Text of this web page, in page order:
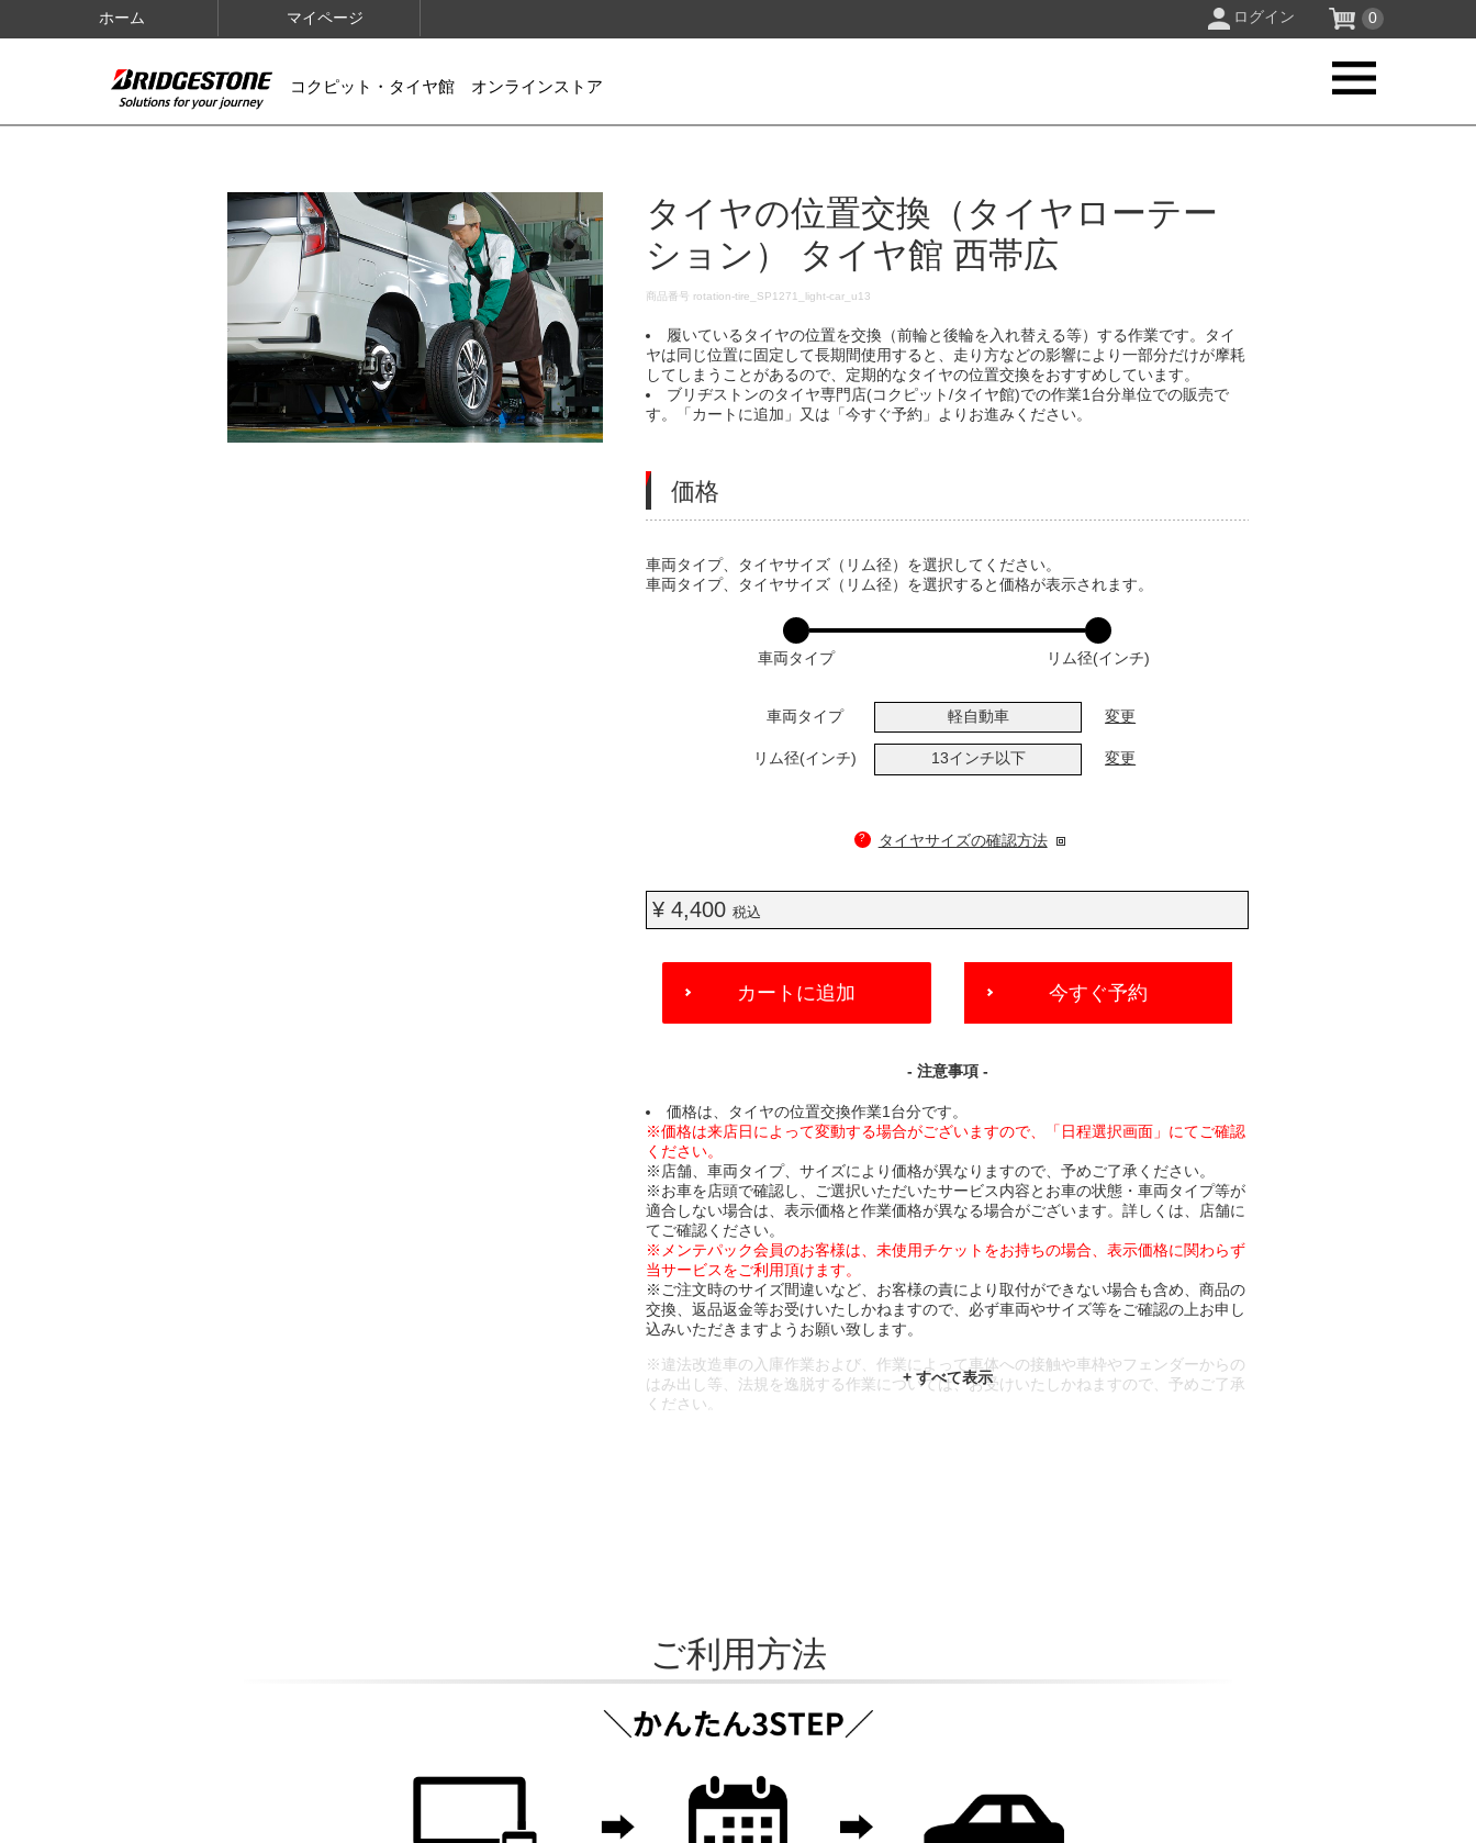
ホーム マイページ ログイン 0
コクピット・タイヤ館 オンラインストア
IMAGES
タイヤの位置交換（タイヤローテー
ション） タイヤ館 西帯広
DETAILS
商品番号 rotation-tire_SP1271_light-car_u13
履いているタイヤの位置を交換（前輪と後輪を入れ替える等）する作業です。タイ
ヤは同じ位置に固定して長期間使用すると、走り方などの影響により一部分だけが摩耗
してしまうことがあるので、定期的なタイヤの位置交換をおすすめしています。
ブリヂストンのタイヤ専門店(コクピット/タイヤ館)での作業1台分単位での販売で
す。「カートに追加」又は「今すぐ予約」よりお進みください。
価格
VARIATIONS
車両タイプ、タイヤサイズ（リム径）を選択してください。
車両タイプ、タイヤサイズ（リム径）を選択すると価格が表示されます。
車両タイプ リム径(インチ)
車両タイプ 軽自動車 変更
リム径(インチ) 13インチ以下 変更
? タイヤサイズの確認方法
¥ 4,400税込
ADD
CART
カートに追加 今すぐ予約
- 注意事項 -
価格は、タイヤの位置交換作業1台分です。
※価格は来店日によって変動する場合がございますので、「日程選択画面」にてご確認
ください。
※店舗、車両タイプ、サイズにより価格が異なりますので、予めご了承ください。
※お車を店頭で確認し、ご選択いただいたサービス内容とお車の状態・車両タイプ等が
適合しない場合は、表示価格と作業価格が異なる場合がございます。詳しくは、店舗に
てご確認ください。
※メンテパック会員のお客様は、未使用チケットをお持ちの場合、表示価格に関わらず
当サービスをご利用頂けます。
※ご注文時のサイズ間違いなど、お客様の責により取付ができない場合も含め、商品の
交換、返品返金等お受けいたしかねますので、必ず車両やサイズ等をご確認の上お申し
込みいただきますようお願い致します。
※違法改造車の入庫作業および、作業によって車体への接触や車枠やフェンダーからの
はみ出し等、法規を逸脱する作業については、お受けいたしかねますので、予めご了承
ください。
ご利用方法